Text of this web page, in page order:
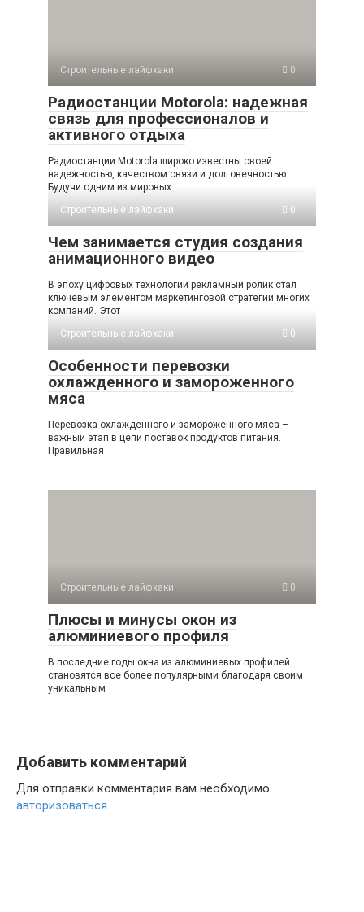
Строительные лайфхаки 0
Радиостанции Motorola: надежная
связь для профессионалов и
активного отдыха
Радиостанции Motorola широко известны своей
надежностью, качеством связи и долговечностью.
Будучи одним из мировых
Строительные лайфхаки
0
Чем занимается студия создания
анимационного видео
В эпоху цифровых технологий рекламный ролик стал
ключевым элементом маркетинговой стратегии многих
компаний. Этот
Строительные лайфхаки
0
Особенности перевозки
охлажденного и замороженного
мяса
Перевозка охлажденного и замороженного мяса –
важный этап в цепи поставок продуктов питания.
Правильная
Строительные лайфхаки 0
Плюсы и минусы окон из
алюминиевого профиля
В последние годы окна из алюминиевых профилей
становятся все более популярными благодаря своим
уникальным
Добавить комментарий
Для отправки комментария вам необходимо
авторизоваться.